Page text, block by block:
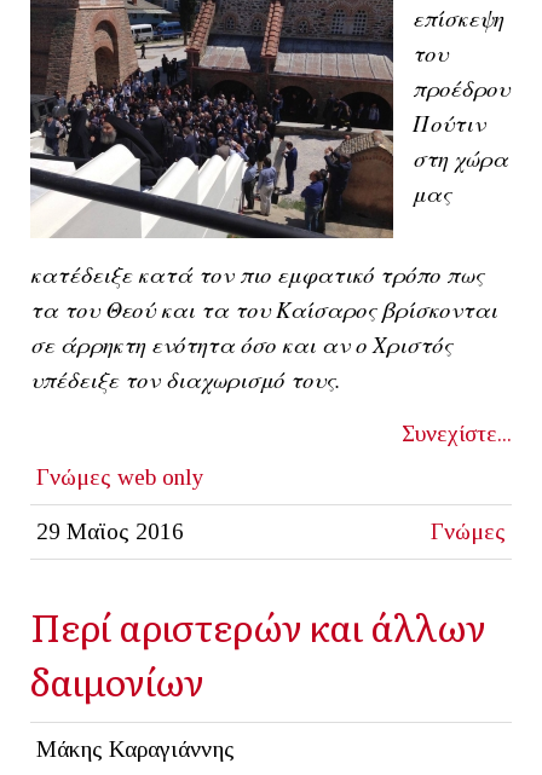
επίσκεψη
του
προέδρου
Πούτιν
στη χώρα
μας
κατέδειξε κατά τον πιο εμφατικό τρόπο πως
τα του Θεού και τα του Καίσαρος βρίσκονται
σε άρρηκτη ενότητα όσο και αν ο Χριστός
υπέδειξε τον διαχωρισμό τους.
Συνεχίστε...
Γνώμες web only
29 Μαϊος 2016 Γνώμες
Περί αριστερών και άλλων
δαιμονίων
Μάκης Καραγιάννης